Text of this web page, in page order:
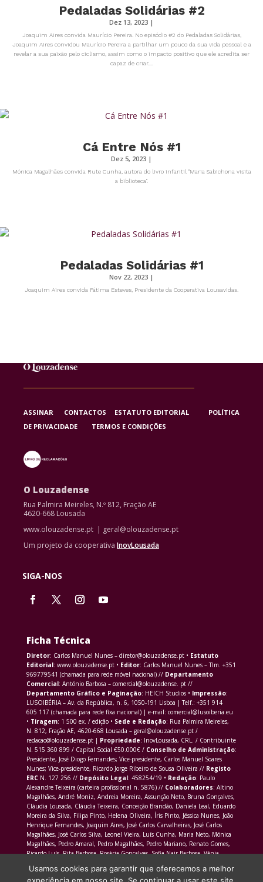
Pedaladas Solidárias #2
Dez 13, 2023 |
Joaquim Aires convida Maurício Pereira. No episódio #2 do Pedaladas Solidárias,
Joaquim Aires convidou Maurício Pereira a partilhar um pouco da sua vida pessoal e a
revelar a sua paixão pelo ciclismo, assim como o impacto positivo que ele acredita ser
capaz de criar....
Cá Entre Nós #1
Dez 5, 2023 |
Mónica Magalhães convida Rute Cunha, autora do livro infantil "Maria Sabichona visita
a biblioteca".
Pedaladas Solidárias #1
Nov 22, 2023 |
Joaquim Aires convida Fátima Esteves, Presidente da Cooperativa Lousavidas.
ASSINAR CONTACTOS ESTATUTO EDITORIAL POLÍTICA
DE PRIVACIDADE TERMOS E CONDIÇÕES
O Louzadense
Rua Palmira Meireles, N.º 812, Fração AE
4620-668 Lousada
www.olouzadense.pt | geral@olouzadense.pt
Um projeto da cooperativa InovLousada
SIGA-NOS
Ficha Técnica
Diretor: Carlos Manuel Nunes – diretor@olouzadense.pt • Estatuto
Editorial: www.olouzadense.pt • Editor: Carlos Manuel Nunes – Tlm. +351
969779541 (chamada para rede móvel nacional) // Departamento
Comercial: António Barbosa – comercial@olouzadense. pt //
Departamento Gráfico e Paginação: HEICH Studios • Impressão:
LUSOIBÉRIA – Av. da República, n. 6, 1050-191 Lisboa | Telf.: +351 914
605 117 (chamada para rede fixa nacional) | e-mail: comercial@lusoiberia.eu
• Tiragem: 1 500 ex. / edição • Sede e Redação: Rua Palmira Meireles,
N. 812, Fração AE, 4620-668 Lousada – geral@olouzadense.pt /
redacao@olouzadense.pt | Propriedade: InovLousada, CRL. / Contribuinte
N. 515 360 899 / Capital Social €50.000€ / Conselho de Administração:
Presidente, José Diogo Fernandes; Vice-presidente, Carlos Manuel Soares
Nunes; Vice-presidente, Ricardo Jorge Ribeiro de Sousa Oliveira // Registo
ERCN. 127 256 // Depósito Legal: 458254/19 • Redação: Paulo
Alexandre Teixeira (carteira profissional n. 5876) // Colaboradores: Altino
Magalhães, André Moniz, Andreia Moreira, Assunção Neto, Bruna Gonçalves,
Cláudia Lousada, Cláudia Teixeira, Conceição Brandão, Daniela Leal, Eduardo
Moreira da Silva, Filipa Pinto, Helena Oliveira, Íris Pinto, Jéssica Nunes, João
Henrique Fernandes, Joaquim Aires, José Carlos Carvalheiras, José Carlos
Magalhães, José Carlos Silva, Leonel Vieira, Luís Cunha, Maria Neto, Mónica
Magalhães, Pedro Amaral, Pedro Magalhães, Pedro Mariano, Renato Gomes,
Ricardo Luís, Rita Barbosa, Rosária Gonçalves, Sofia Nair Barbosa, Vânia
Usamos cookies para garantir que oferecemos a melhor